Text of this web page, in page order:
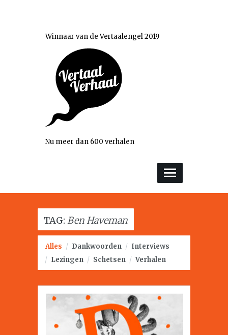
Winnaar van de Vertaalengel 2019
Nu meer dan 600 verhalen
TAG: Ben Haveman
Alles / Dankwoorden / Interviews
/ Lezingen / Schetsen / Verhalen